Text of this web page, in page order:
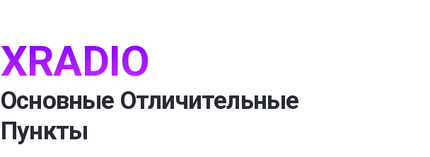
XRADIO
Основные Отличительные
Пункты